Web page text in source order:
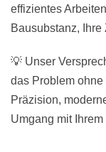
effizientes
Bausubstanz, Ihre
💡 Unser
das Problem
Präzision,
Umgang mit